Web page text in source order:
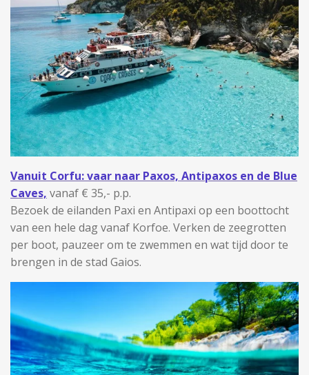
Vanuit Corfu: vaar naar Paxos, Antipaxos en de Blue
Caves, vanaf € 35,- p.p.
Bezoek de eilanden Paxi en Antipaxi op een boottocht
van een hele dag vanaf Korfoe. Verken de zeegrotten
per boot, pauzeer om te zwemmen en wat tijd door te
brengen in de stad Gaios.